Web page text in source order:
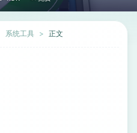
系统工具 正文